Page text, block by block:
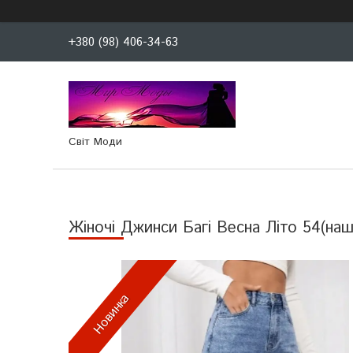
+380 (98) 406-34-63
Світ Моди
Жіночі Джинси Багі Весна Літо
Новинка